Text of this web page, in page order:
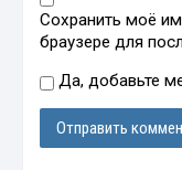
Сохранить моё
браузере для
Да, добавьте